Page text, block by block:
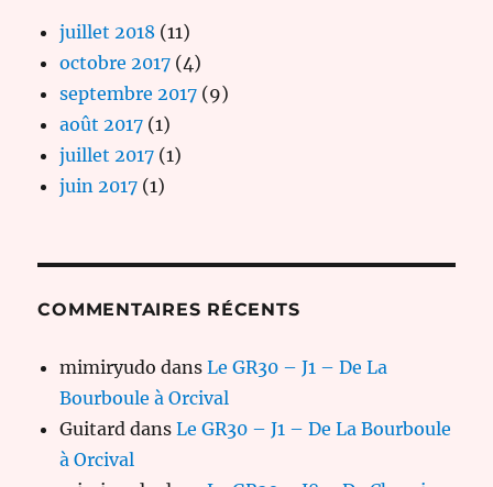
juillet 2018 (11)
octobre 2017 (4)
septembre 2017 (9)
août 2017 (1)
juillet 2017 (1)
juin 2017 (1)
COMMENTAIRES RÉCENTS
mimiryudo dansLe GR30 – J1 – De La
Bourboule à Orcival
Guitard dansLe GR30 – J1 – De La Bourboule
à Orcival